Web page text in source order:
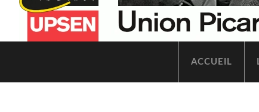
ACCUEIL